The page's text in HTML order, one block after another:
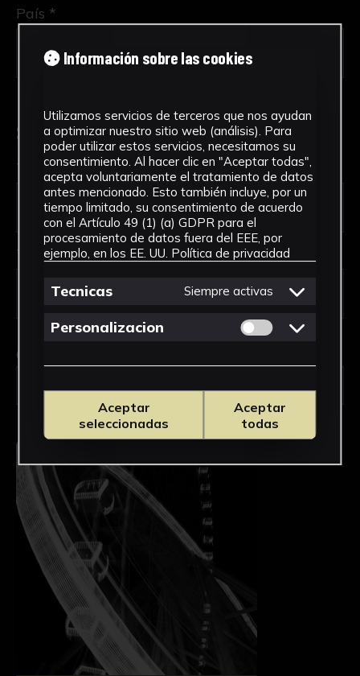
País *
Solicitud de Servicio
Tipo de solicitud *
Tipo de uso *
Obra en la que está interesado/a
FAC-129/Giros y ritmos
Información sobre las cookies
Utilizamos servicios de terceros que nos ayudan
a optimizar nuestro sitio web (análisis). Para
poder utilizar estos servicios, necesitamos su
consentimiento. Al hacer clic en "Aceptar todas",
acepta voluntariamente el tratamiento de datos
antes mencionado. Esto también incluye, por un
tiempo limitado, su consentimiento de acuerdo
con el Artículo 49 (1) (a) GDPR para el
procesamiento de datos fuera del EEE, por
ejemplo, en los EE. UU. Política de privacidad
Tecnicas Siempre activas
Personalizacion Permitir cookies
Aceptar
seleccionadas
Aceptar
todas